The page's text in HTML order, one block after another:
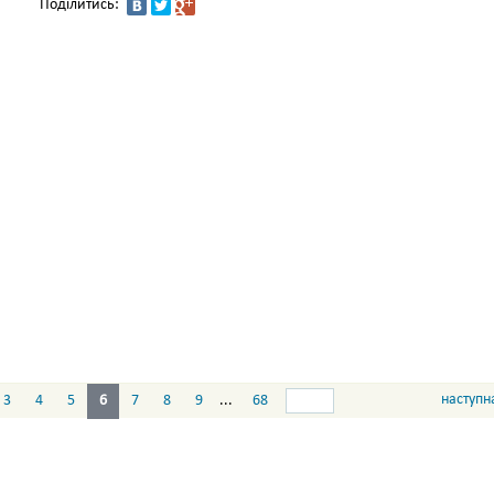
Поділитись:
3 4 5 6 7 8 9 ... 68